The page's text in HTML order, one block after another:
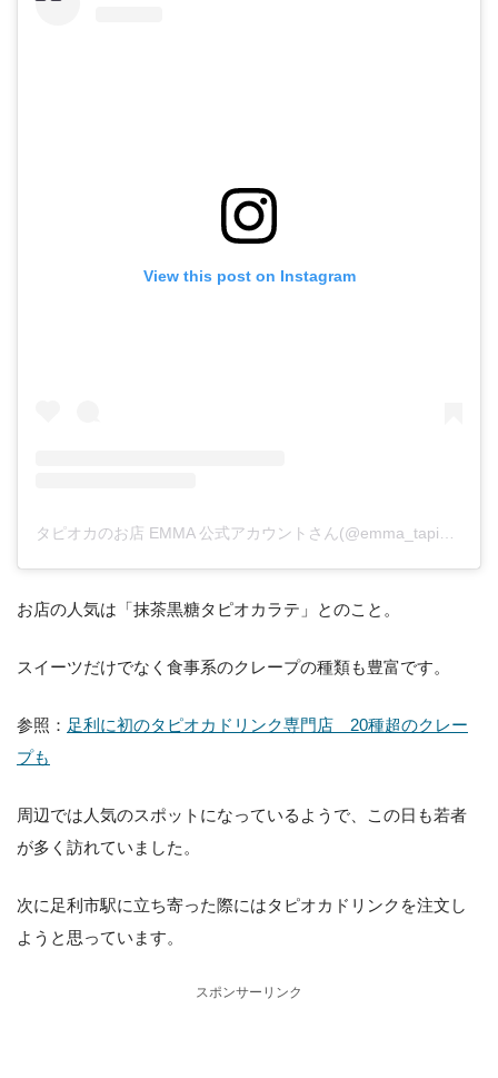
View this post on Instagram
お店の人気は「抹茶黒糖タピオカラテ」とのこと。
スイーツだけでなく食事系のクレープの種類も豊富です。
参照： 足利に初のタピオカドリンク専門店 20種超のクレー
プも
周辺では人気のスポットになっているようで、この日も若者
が多く訪れていました。
次に足利市駅に立ち寄った際にはタピオカドリンクを注文し
ようと思っています。
スポンサーリンク